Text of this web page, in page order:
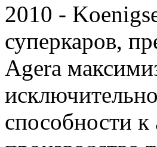
2010 -
суперкаров,
Agera
способности к